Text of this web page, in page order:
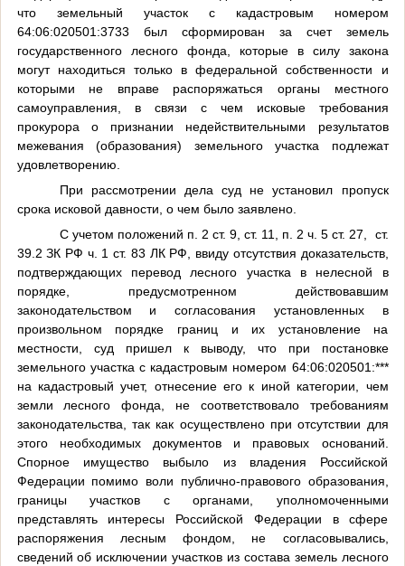
что земельный участок с кадастровым номером
64:06:020501:3733 был сформирован за счет земель
государственного лесного фонда, которые в силу закона
могут находиться только в федеральной собственности и
которыми не вправе распоряжаться органы местного
самоуправления, в связи с чем исковые требования
прокурора о признании недействительными результатов
межевания (образования) земельного участка подлежат
удовлетворению.
При рассмотрении дела суд не установил пропуск
срока исковой давности, о чем было заявлено.
С учетом положений п. 2 ст. 9, ст. 11, п. 2 ч. 5 ст. 27,
ст.
39.2 ЗК РФ ч. 1 ст. 83 ЛК РФ, ввиду отсутствия доказательств,
подтверждающих перевод лесного участка в нелесной в
порядке, предусмотренном действовавшим
законодательством и согласования установленных в
произвольном порядке границ и их установление на
местности, суд пришел к выводу, что при постановке
земельного участка с кадастровым номером 64:06:020501:***
на кадастровый учет, отнесение его к иной категории, чем
земли лесного фонда, не соответствовало требованиям
законодательства, так как осуществлено при отсутствии для
этого необходимых документов и правовых оснований.
Спорное имущество выбыло из владения Российской
Федерации помимо воли публично-правового образования,
границы участков с органами, уполномоченными
представлять интересы Российской Федерации в сфере
распоряжения лесным фондом, не согласовывались,
сведений об исключении участков из состава земель лесного